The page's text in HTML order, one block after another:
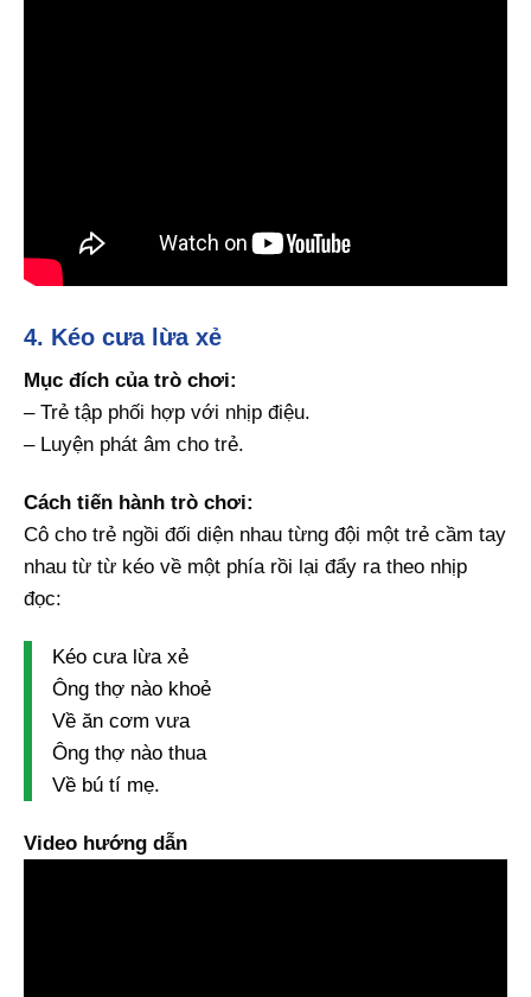
4. Kéo cưa lừa xẻ
Mục đích của trò chơi:
– Trẻ tập phối hợp với nhịp điệu.
– Luyện phát âm cho trẻ.
Cách tiến hành trò chơi:
Cô cho trẻ ngồi đối diện nhau từng đội một trẻ cầm tay
nhau từ từ kéo về một phía rồi lại đẩy ra theo nhịp
đọc:
Kéo cưa lừa xẻ
Ông thợ nào khoẻ
Về ăn cơm vưa
Ông thợ nào thua
Về bú tí mẹ.
Video hướng dẫn